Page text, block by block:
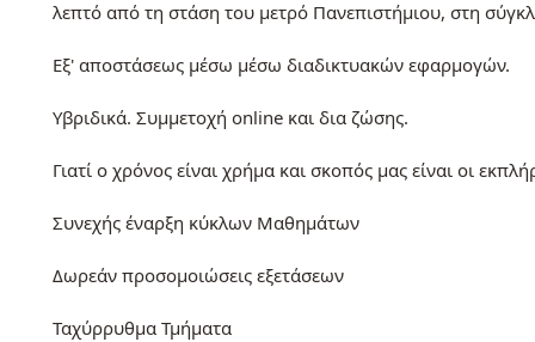
λεπτό από τη στάση του μετρό Πανεπιστήμιου, στη
Εξ' αποστάσεως μέσω μέσω διαδικτυακών εφαρμογών.
Υβριδικά. Συμμετοχή online και δια ζώσης.
Γιατί ο χρόνος είναι χρήμα και σκοπός μας είναι οι
Συνεχής έναρξη κύκλων Μαθημάτων
Δωρεάν προσομοιώσεις εξετάσεων
Ταχύρρυθμα Τμήματα